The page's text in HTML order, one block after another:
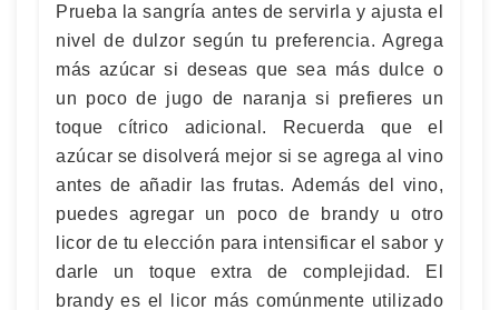
Prueba la sangría antes de servirla y ajusta el
nivel de dulzor según tu preferencia. Agrega
más azúcar si deseas que sea más dulce o
un poco de jugo de naranja si prefieres un
toque cítrico adicional. Recuerda que el
azúcar se disolverá mejor si se agrega al vino
antes de añadir las frutas. Además del vino,
puedes agregar un poco de brandy u otro
licor de tu elección para intensificar el sabor y
darle un toque extra de complejidad. El
brandy es el licor más comúnmente utilizado